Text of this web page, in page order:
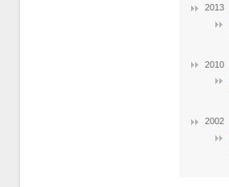
2013
2010
2002